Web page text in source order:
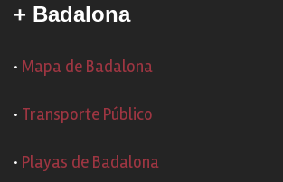
+ Badalona
· Mapa de Badalona
· Transporte Público
· Playas de Badalona